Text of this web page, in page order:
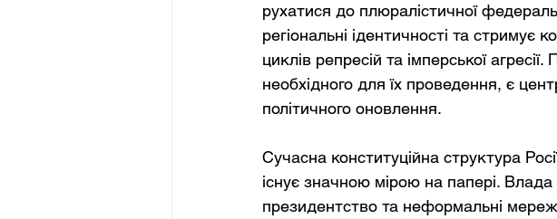
рухатися до плюралістичної
регіональні ідентичності та
циклів репресій та імперської
необхідного для їх проведення, є
політичного оновлення.
Сучасна конституційна структура
існує значною мірою на папері.
президентство та неформальні